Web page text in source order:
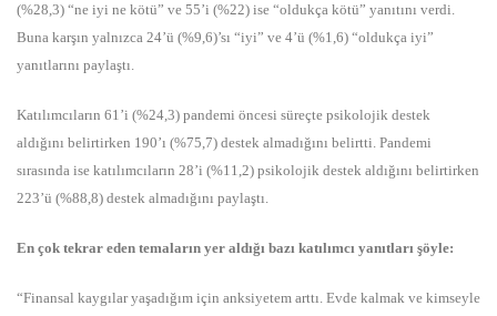
(%28,3) “ne iyi ne kötü” ve 55’i (%22) ise “oldukça kötü” yanıtını verdi.
Buna karşın yalnızca 24’ü (%9,6)’sı “iyi” ve 4’ü (%1,6) “oldukça iyi”
yanıtlarını paylaştı.
Katılımcıların 61’i (%24,3) pandemi öncesi süreçte psikolojik destek
aldığını belirtirken 190’ı (%75,7) destek almadığını belirtti. Pandemi
sırasında ise katılımcıların 28’i (%11,2) psikolojik destek aldığını belirtirken
223’ü (%88,8) destek almadığını paylaştı.
En çok tekrar eden temaların yer aldığı bazı katılımcı yanıtları şöyle:
“Finansal kaygılar yaşadığım için anksiyetem arttı. Evde kalmak ve kimseyle